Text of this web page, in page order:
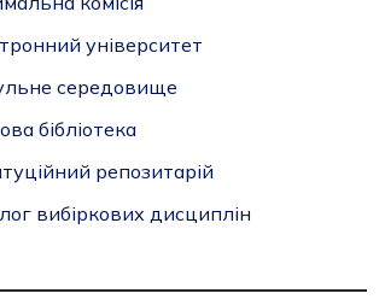
університет
середовище
бібліотека
репозитарій
вибіркових дисциплін